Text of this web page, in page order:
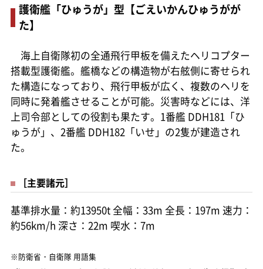
護衛艦「ひゅうが」型【ごえいかんひゅうがが
た】
海上自衛隊初の全通飛行甲板を備えたヘリコプター
搭載型護衛艦。艦橋などの構造物が右舷側に寄せられ
た構造になっており、飛行甲板が広く、複数のヘリを
同時に発着艦させることが可能。災害時などには、洋
上司令部としての役割も果たす。1番艦 DDH181「ひ
ゅうが」、2番艦 DDH182「いせ」の2隻が建造され
た。
［主要諸元］
基準排水量：約13950t 全幅：33m 全長：197m 速力：
約56km/h 深さ：22m 喫水：7m
※防衛省・自衛隊 用語集